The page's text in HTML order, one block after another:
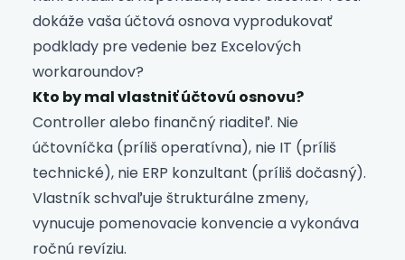
dokáže vaša účtová osnova vyprodukovať
podklady pre vedenie bez Excelových
workaroundov?
Kto by mal vlastniť účtovú osnovu?
Controller alebo finančný riaditeľ. Nie
účtovníčka (príliš operatívna), nie IT (príliš
technické), nie ERP konzultant (príliš dočasný).
Vlastník schvaľuje štrukturálne zmeny,
vynucuje pomenovacie konvencie a vykonáva
ročnú revíziu.